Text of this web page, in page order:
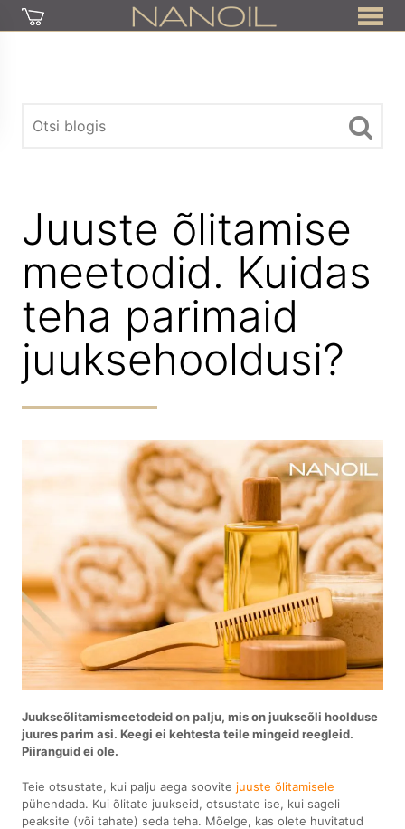
Juuste õlitamise
meetodid. Kuidas
teha parimaid
juuksehooldusi?
Juukseõlitamismeetodeid on palju, mis on juukseõli hoolduse
juures parim asi.Keegi ei kehtesta teile mingeid reegleid.
Piiranguid ei ole.
Teie otsustate, kui palju aega soovite juuste õlitamisele
pühendada. Kui õlitate juukseid, otsustate ise, kui sageli
peaksite (või tahate) seda teha. Mõelge, kas olete huvitatud